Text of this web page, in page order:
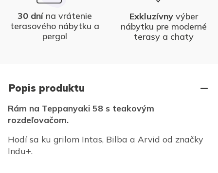
30 dnína vrátenie
terasového nábytku a
pergol
Exkluzívnyvýber
nábytku pre moderné
terasy a chaty
Popis produktu
Rám na Teppanyaki 58 s teakovým
rozdeľovačom.
Hodí sa ku grilom Intas, Bilba a Arvid od značky
Indu+.